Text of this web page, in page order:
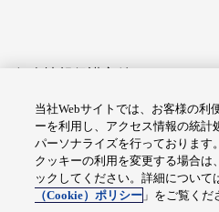
アクセシビリティへの対応
総合サイトマップ
当社Webサイトでは、お客様の利
ーを利用し、アクセス情報の統計
パーソナライズを行っております
クッキーの利用を変更する場合は
ックしてください。詳細について
（Cookie）ポリシー 」をご覧くだ